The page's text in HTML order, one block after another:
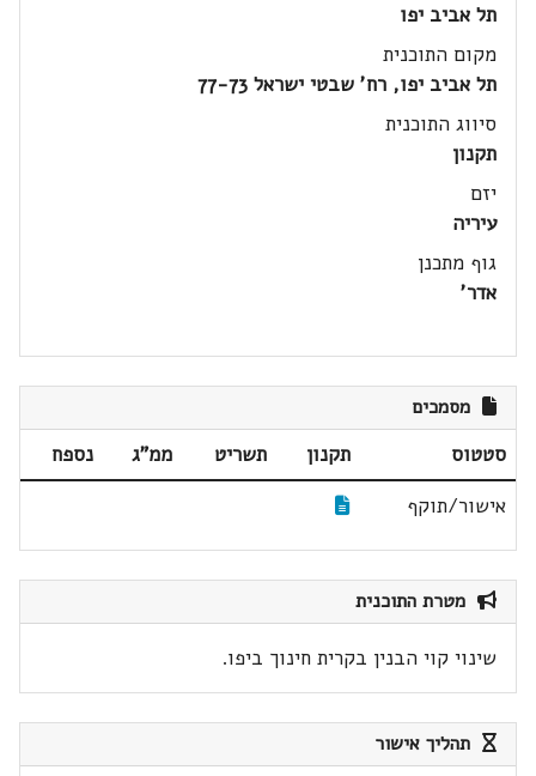
תל אביב יפו
מקום התוכנית
תל אביב יפו, רח' שבטי ישראל 77-73
סיווג התוכנית
תקנון
יזם
עיריה
גוף מתכנן
אדר'
מסמכים
סטטוס תקנון תשריט ממ"ג
נספח
אישור/תוקף
מטרת התוכנית
שינוי קוי הבנין בקרית חינוך ביפו.
תהליך אישור